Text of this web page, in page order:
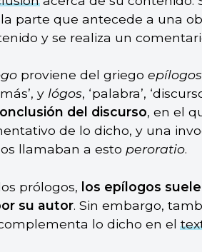
parte que antecede a una
y se realiza un
proviene del griego epílogos
y lógos, ‘palabra’,
del discurso, en el
de lo dicho, y una
llamaban a esto peroratio.
prólogos, los epílogos
su autor. Sin embargo,
lo dicho en el